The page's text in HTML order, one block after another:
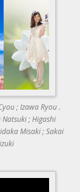
; Izawa Ryou .
; Higashi
Misaki ; Sakai